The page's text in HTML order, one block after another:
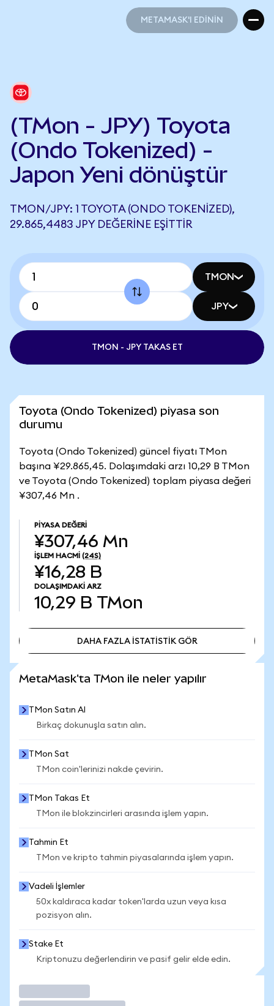
METAMASK'I EDİNİN
(TMon - JPY) Toyota
(Ondo Tokenized) -
Japon Yeni dönüştür
TMON/JPY: 1 TOYOTA (ONDO TOKENIZED),
29.865,4483 JPY DEĞERINE EŞITTIR
TMON
JPY
TMON - JPY TAKAS ET
Toyota (Ondo Tokenized) piyasa son
durumu
Toyota (Ondo Tokenized) güncel fiyatı TMon
başına ¥29.865,45. Dolaşımdaki arzı 10,29 B TMon
ve Toyota (Ondo Tokenized) toplam piyasa değeri
¥307,46 Mn .
PIYASA DEĞERI
¥307,46 Mn
İŞLEM HACMI (24S)
¥16,28 B
DOLAŞIMDAKI ARZ
10,29 B TMon
DAHA FAZLA İSTATİSTİK GÖR
MetaMask'ta TMon ile neler yapılır
TMon Satın Al
Birkaç dokunuşla satın alın.
TMon Sat
TMon coin'lerinizi nakde çevirin.
TMon Takas Et
TMon ile blokzincirleri arasında işlem yapın.
Tahmin Et
TMon ve kripto tahmin piyasalarında işlem yapın.
Vadeli İşlemler
50x kaldıraca kadar token'larda uzun veya kısa
pozisyon alın.
Stake Et
Kriptonuzu değerlendirin ve pasif gelir elde edin.